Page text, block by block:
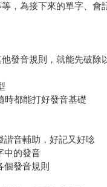
，為接下來的單字、會
發音規則，就能先破除
都能打好發音基礎
音輔助，好記又好唸
中的發音
發音規則